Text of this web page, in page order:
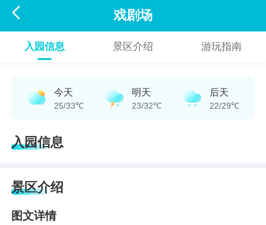
 戏剧场
入园信息 景区介绍 游玩指南
今天
25/33℃
明天
23/32℃
后天
22/29℃
入园信息
景区介绍
图文详情